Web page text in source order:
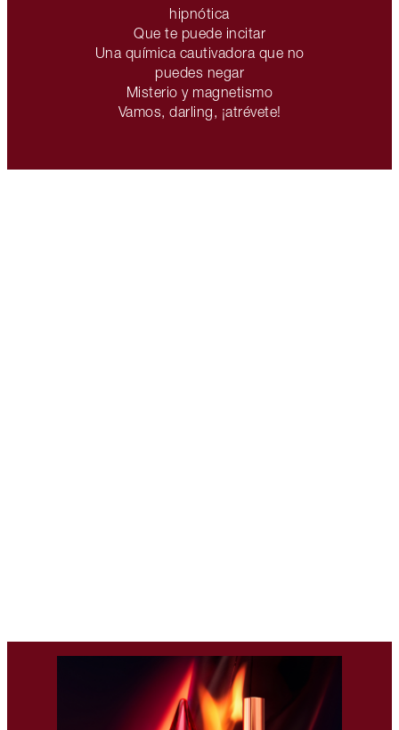
hipnótica
Que te puede incitar
Una química cautivadora que no
puedes negar
Misterio y magnetismo
Vamos, darling, ¡atrévete!